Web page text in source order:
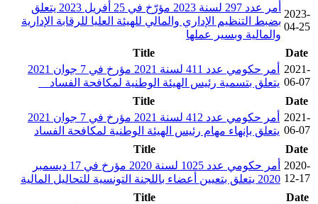
2023-
04-25
أمر عدد 297 لسنة 2023 مؤرّخ في 25 أفريل 2023 يتعلق
بضبط التنظيم الإداري والمالي للهيئة العليا للرقابة الإدارية
والمالية وبسير عملها
Date
Title
2021-
06-07
أمر حكومي عدد 411 لسنة 2021 مؤرخ في 7 جوان 2021
يتعلق بتسمية رئيس الهيئة الوطنية لمكافحة الفساد
Date
Title
2021-
06-07
أمر حكومي عدد 412 لسنة 2021 مؤرخ في 7 جوان 2021
يتعلق بإنهاء مهام رئيس الهيئة الوطنية لمكافحة الفساد
Date
Title
2020-
12-17
أمر حكومي عدد 1025 لسنة 2020 مؤرخ في 17 ديسمبر
2020 يتعلق بتعيين أعضاء باللجنة التونسية للتحاليل المالية
Date
Title